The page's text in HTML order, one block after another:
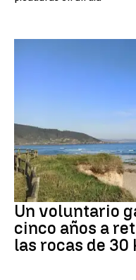
Medio ambiente
Un voluntario
cinco años a
las rocas de